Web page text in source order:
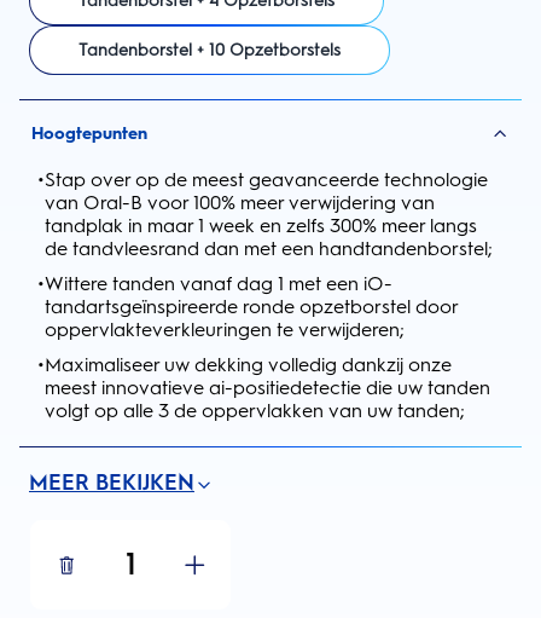
Tandenborstel + 10 Opzetborstels
Hoogtepunten
•Stap over op de meest geavanceerde technologie
van Oral-B voor 100% meer verwijdering van
tandplak in maar 1 week en zelfs 300% meer langs
de tandvleesrand dan met een handtandenborstel;
•Wittere tanden vanaf dag 1 met een iO-
tandartsgeïnspireerde ronde opzetborstel door
oppervlakteverkleuringen te verwijderen;
•Maximaliseer uw dekking volledig dankzij onze
meest innovatieve ai-positiedetectie die uw tanden
volgt op alle 3 de oppervlakken van uw tanden;
MEER BEKIJKEN
1